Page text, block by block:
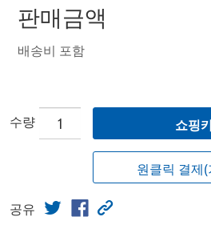
판매금액
배송비 포함
수량 쇼핑
원클릭 결제
공유